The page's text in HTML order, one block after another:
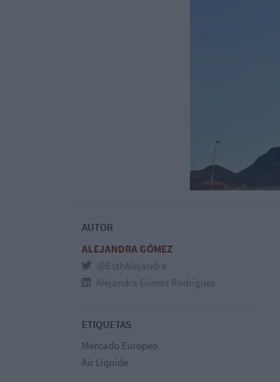
AUTOR
ALEJANDRA GÓMEZ
@EsthAlejandra
Alejandra Gómez Rodríguez
ETIQUETAS
Mercado Europeo
Air Liquide